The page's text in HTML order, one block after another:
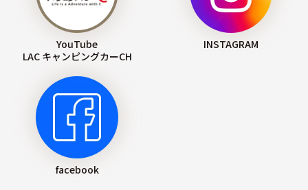
YouTube
LAC キャンピングカーCH
INSTAGRAM
facebook